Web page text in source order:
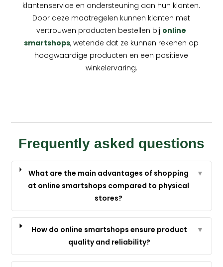
klantenservice en ondersteuning aan hun klanten.
Door deze maatregelen kunnen klanten met
vertrouwen producten bestellen bij online
smartshops, wetende dat ze kunnen rekenen op
hoogwaardige producten en een positieve
winkelervaring.
Frequently asked questions
What are the main advantages of shopping
at online smartshops compared to physical
stores?
▼
How do online smartshops ensure product
quality and reliability?
▼